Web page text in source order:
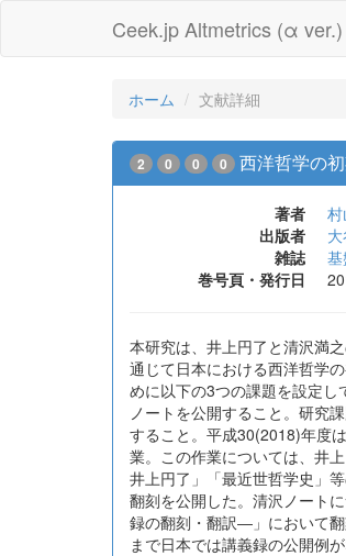
Ceek.jp Altmetrics (α ver.)
ホーム 文献詳細
2 0 0 0 西洋哲学の
著者 村
出版者
雑誌
巻号頁・発行日
本研究は、井上円了と清沢満
通じて日本における西洋哲学
めに以下の3つの課題を設定
ノートを公開すること。研究
すること。平成30(2018)年度
業。この作業については、井
井上円了」「最近世哲学史」
翻刻を公開した。清沢ノート
録の翻刻・翻訳―」において
まで日本では講義録の公開例